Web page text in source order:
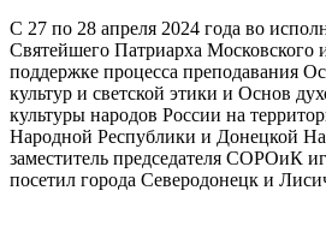
С 27 по 28 апреля 2024 года во
Святейшего Патриарха Московского
поддержке процесса преподавания
культур и светской этики и Основ
культуры народов России на
Народной Республики и Донецкой
заместитель председателя СОРОиК
посетил города Северодонецк и